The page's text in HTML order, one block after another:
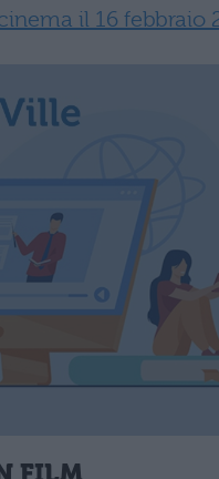
il 16 febbraio